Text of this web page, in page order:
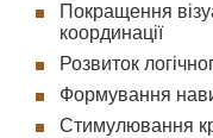
Покращення
координації
Розвиток
Формування
Стимулювання